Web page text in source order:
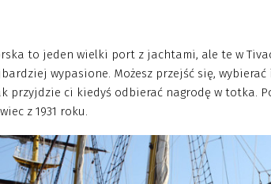
to jeden wielki port z jachtami, ale te w
wypasione. Możesz przejść się,
przyjdzie ci kiedyś odbierać nagrodę w totka.
z 1931 roku.